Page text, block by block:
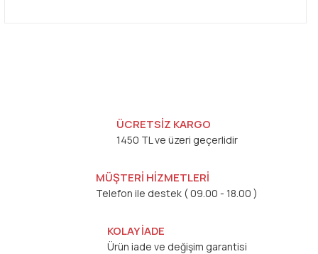
ÜCRETSİZ KARGO
1450 TL ve üzeri geçerlidir
MÜŞTERİ HİZMETLERİ
Telefon ile destek ( 09.00 - 18.00 )
KOLAY İADE
Ürün iade ve değişim garantisi